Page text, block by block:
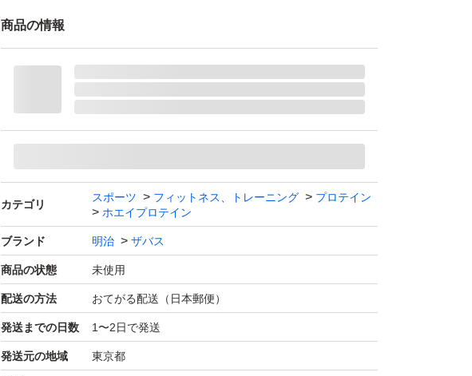
配送による擦り傷や凹みや、配送中のトラブルなどについては運
ので予めご了承下さい。
商品の情報
カテゴリ
スポーツ フィットネス、トレーニング
プロテイン
ホエイプロテイン
ブランド 明治 ザバス
商品の状態 未使用
配送の方法 おてがる配送（日本郵便）
発送までの日数 1〜2日で発送
発送元の地域 東京都